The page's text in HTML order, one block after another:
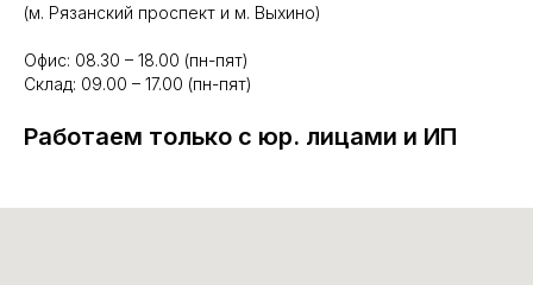
(м. Рязанский проспект и м. Выхино)
Офис: 08.30 – 18.00 (пн-пят)
Склад: 09.00 – 17.00 (пн-пят)
Работаем только с юр. лицами и ИП